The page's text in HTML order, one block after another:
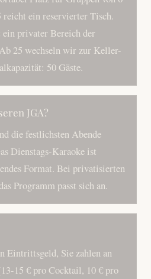
reicht ein reservierter Tisch.
privater Bereich der
25 wechseln wir zur Keller-
50 Gäste.
JGA?
die festlichsten Abende
Dienstags-Karaoke ist
Format. Bei privatisierten
Programm passt sich an.
Eintrittsgeld, Sie zahlen an
15 € pro Cocktail, 10 € pro